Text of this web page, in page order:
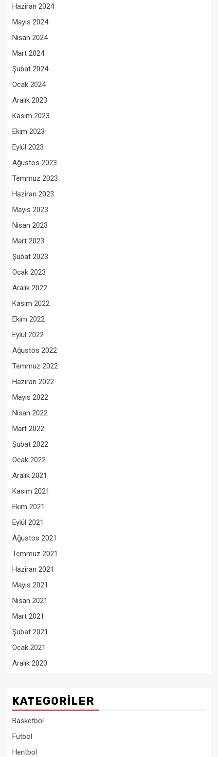
Haziran 2024
Mayıs 2024
Nisan 2024
Mart 2024
Şubat 2024
Ocak 2024
Aralık 2023
Kasım 2023
Ekim 2023
Eylül 2023
Ağustos 2023
Temmuz 2023
Haziran 2023
Mayıs 2023
Nisan 2023
Mart 2023
Şubat 2023
Ocak 2023
Aralık 2022
Kasım 2022
Ekim 2022
Eylül 2022
Ağustos 2022
Temmuz 2022
Haziran 2022
Mayıs 2022
Nisan 2022
Mart 2022
Şubat 2022
Ocak 2022
Aralık 2021
Kasım 2021
Ekim 2021
Eylül 2021
Ağustos 2021
Temmuz 2021
Haziran 2021
Mayıs 2021
Nisan 2021
Mart 2021
Şubat 2021
Ocak 2021
Aralık 2020
KATEGORILER
Basketbol
Futbol
Hentbol